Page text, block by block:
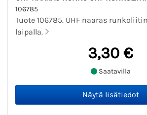
106785
Tuote 106785. UHF naaras
laipalla.
3,30 €
Saatavilla